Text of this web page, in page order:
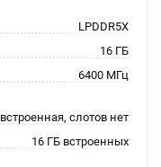
LPDDR5X
16 ГБ
6400 МГц
встроенная, слотов нет
16 ГБ встроенных